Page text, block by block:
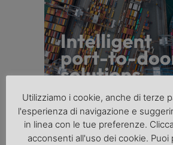
Utilizziamo i cookie, anche di terze
l'esperienza di navigazione e
in linea con le tue preferenze.
acconsenti all'uso dei cookie. Puoi